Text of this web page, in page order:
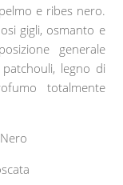
e ribes nero.
gigli, osmanto e
generale
legno di
totalmente